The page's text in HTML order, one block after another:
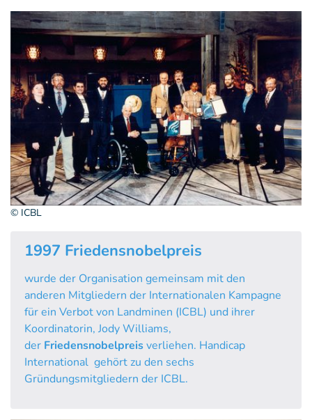
© ICBL
1997 Friedensnobelpreis
wurde der Organisation gemeinsam mit den
anderen Mitgliedern der Internationalen Kampagne
für ein Verbot von Landminen (ICBL) und ihrer
Koordinatorin, Jody Williams,
der Friedensnobelpreisverliehen. Handicap
International gehört zu den sechs
Gründungsmitgliedern der ICBL.